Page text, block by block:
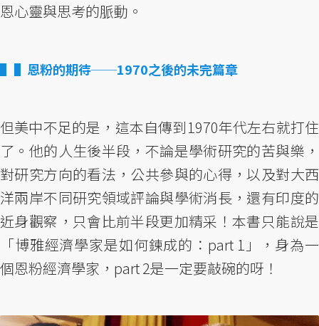
恩心靈與思考的脈動。
▌恩粉的期待──1970之後的未完篇章
但美中不足的是，這本自傳到1970年代左右就打住
了。他的人生後半段，不論是學術研究的苦與樂，
對研究方向的看法，公共參與的心得，以及對大西
洋兩岸不同研究領域評論與學術消長，還有印度的
近身觀察，只會比前半段更加精采！本書只能說是
「博雅經濟學家是如何鍊成的：part 1」，身為一
個恩粉經濟學家，part 2是一定要敲碗的呀！